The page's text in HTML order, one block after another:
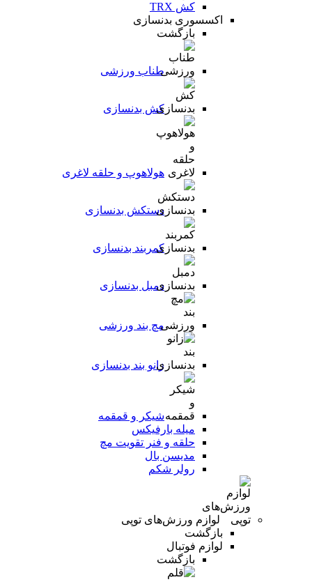
کش TRX
اکسسوری بدنسازی
بازگشت
طناب ورزشی
کش بدنسازی
هولاهوپ و حلقه لاغری
دستکش بدنسازی
کمربند بدنسازی
دمبل بدنسازی
مچ بند ورزشی
زانو بند بدنسازی
شیکر و قمقمه
میله بارفیکس
حلقه و فنر تقویت مچ
مدیسن بال
رولر شکم
لوازم ورزش‌های توپی
بازگشت
لوازم فوتبال
بازگشت